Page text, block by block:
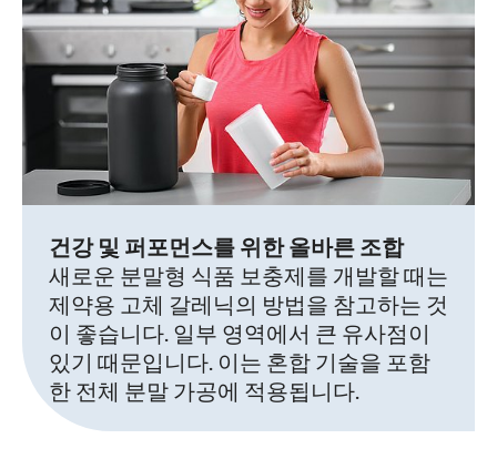
건강 및 퍼포먼스를 위한 올바른 조합
새로운 분말형 식품 보충제를 개발할 때는
제약용 고체 갈레닉의 방법을 참고하는 것
이 좋습니다. 일부 영역에서 큰 유사점이
있기 때문입니다. 이는 혼합 기술을 포함
한 전체 분말 가공에 적용됩니다.